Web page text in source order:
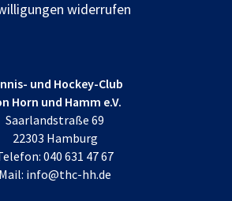
widerrufen
und Hockey-Club
Horn und Hamm e.V.
Saarlandstraße 69
22303 Hamburg
040 631 47 67
Mail: info@thc-hh.de